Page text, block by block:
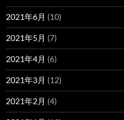
2021年6月 (10)
2021年5月 (7)
2021年4月 (6)
2021年3月 (12)
2021年2月 (4)